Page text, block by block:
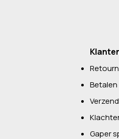
Betalen
Gaper